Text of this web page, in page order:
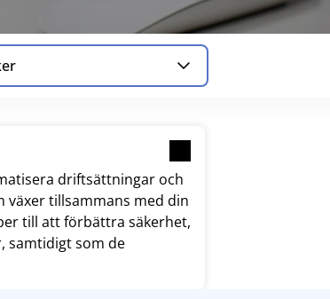
driftsättningar och
tillsammans med din
till att förbättra säkerhet,
samtidigt som de